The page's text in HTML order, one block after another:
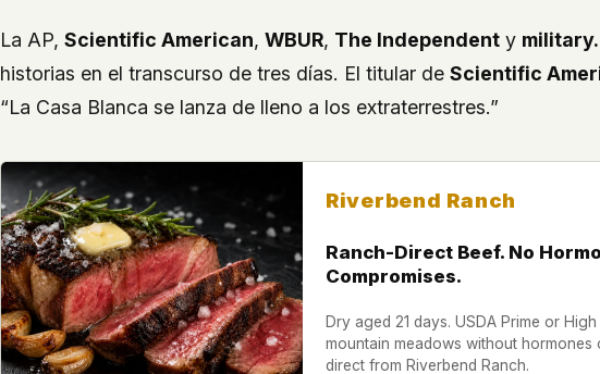
La AP,Scientific American,WBUR, The Independent y
historias en el transcurso de tres días. El titular deScientific
“La Casa Blanca se lanza de lleno a los extraterrestres.”
Riverbend Ranch
Ranch-Direct Beef. No
Compromises.
Dry aged 21 days. USDA Prime or
mountain meadows without hormones
direct from Riverbend Ranch.